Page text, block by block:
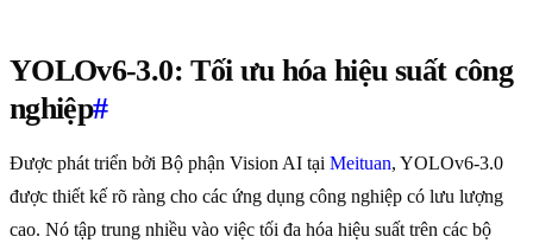
YOLOv6-3.0: Tối ưu hóa hiệu suất công
nghiệp#
Được phát triển bởi Bộ phận Vision AI tại Meituan, YOLOv6-3.0
được thiết kế rõ ràng cho các ứng dụng công nghiệp có lưu lượng
cao. Nó tập trung nhiều vào việc tối đa hóa hiệu suất trên các bộ